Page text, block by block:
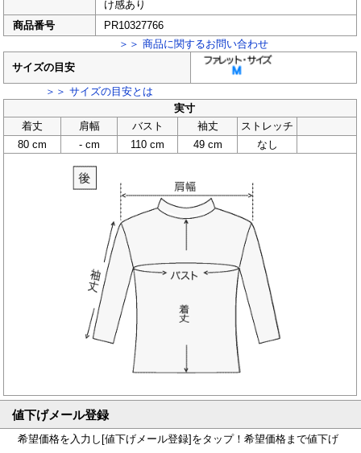
け感あり
商品番号
PR10327766
＞＞ 商品に関するお問い合わせ
サイズの目安
＞＞ サイズの目安とは
実寸
着丈
肩幅 バスト 袖丈
ストレッチ
80 cm
- cm 110 cm 49 cm なし
値下げメール登録
希望価格を入力し[値下げメール登録]をタップ！希望価格まで値下げ